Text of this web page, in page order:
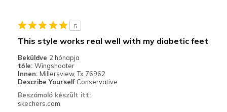
Casual Wear
Width
Feels true to width
Sizing
Feels true to size
View On Shoes
Shoes are for Wearing
5
This style works real well with my diabetic feet
Beküldve 2 hónapja
tőle: Wingshooter
Innen: Millersview, Tx 76962
Describe Yourself Conservative
Beszámoló készült itt:
skechers.com